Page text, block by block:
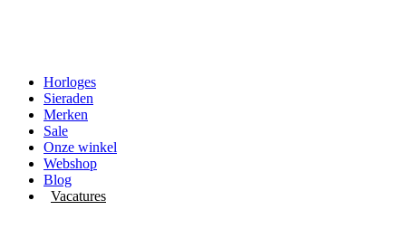
Horloges
Sieraden
Merken
Sale
Onze winkel
Webshop
Blog
Vacatures